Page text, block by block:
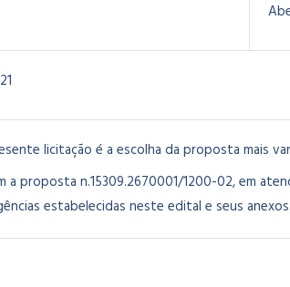
licitação é a escolha da proposta mais
a proposta n.15309.2670001/1200-02, em
estabelecidas neste edital e seus anexos.